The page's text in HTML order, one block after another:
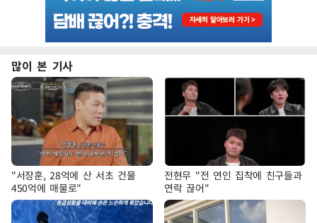
많이 본 기사
"서장훈, 28억에 산 서초 건물
450억에 매물로"
전현무 "전 연인 집착에 친구들과
연락 끊어"